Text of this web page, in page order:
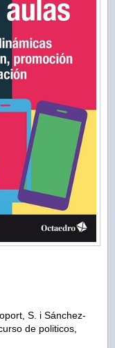
S. i Sánchez-
de politicos,